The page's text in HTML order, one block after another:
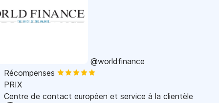
@worldfinance
Récompenses
PRIX
Centre de contact européen et service à la clientèle